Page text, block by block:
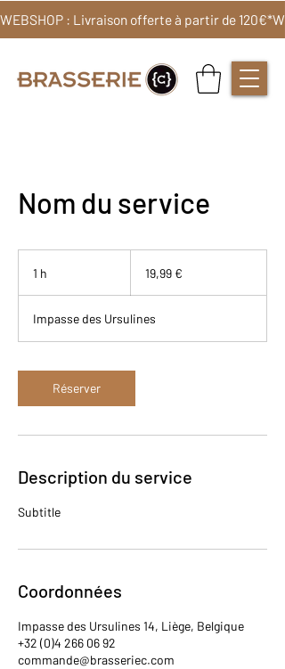
WEBSHOP : Livraison offerte à partir de 120€*
Nom du service
1 h 19,99 €
Impasse des Ursulines
Réserver
Description du service
Subtitle
Coordonnées
Impasse des Ursulines 14, Liège, Belgique
+32 (0)4 266 06 92
commande@brasseriec.com